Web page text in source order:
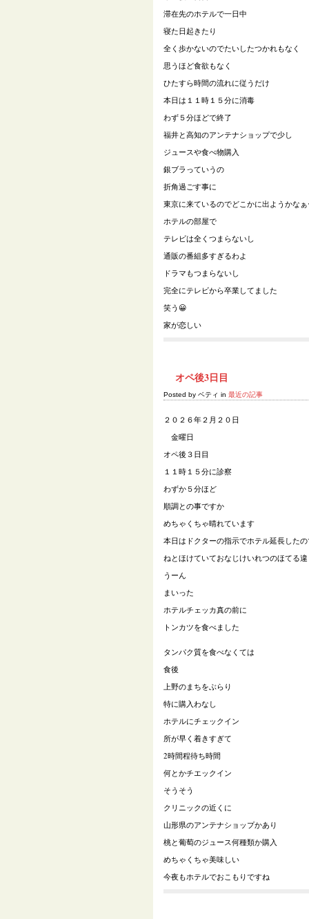
滞在先のホテルで一日中
寝た日起きたり
全く歩かないのでたいしたつかれもなく
思うほど食欲もなく
ひたすら時間の流れに従うだけ
本日は１１時１５分に消毒
わず５分ほどで終了
福井と高知のアンテナショップで少し
ジュースや食べ物購入
銀ブラっていうの
折角過ごす事に
東京に来ているのでどこかに出ようかな
ホテルの部屋で
テレビは全くつまらないし
通販の番組多すぎるわよ
ドラマもつまらないし
完全にテレビから卒業してました
笑う😀
家が恋しい
オペ後3日目
Posted by ベティ in 最近の記事
２０２６年２月２０日
金曜日
オペ後３日目
１１時１５分に診察
わずか５分ほど
順調との事ですか
めちゃくちゃ晴れています
本日はドクターの指示でホテル延長した
ねとほけていておなじけいれつのほてる
うーん
まいった
ホテルチェッカ真の前に
トンカツを食べました
タンパク質を食べなくては
食後
上野のまちをぶらり
特に購入わなし
ホテルにチェックイン
所が早く着きすぎて
2時間程待ち時間
何とかチエックイン
そうそう
クリニックの近くに
山形県のアンテナショップかあり
桃と葡萄のジュース何種類か購入
めちゃくちゃ美味しい
今夜もホテルでおこもりですね